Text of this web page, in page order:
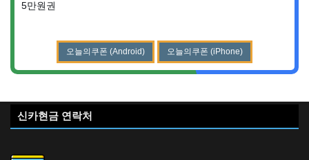
5만원권
오늘의쿠폰 (Android) 오늘의쿠폰 (iPhone)
신카현금 연락처